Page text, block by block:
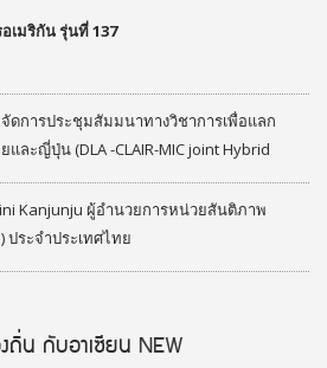
เมริกัน รุ่นที่ 137
จัดการประชุมสัมมนาทางวิชาการเพื่อแลก
ละญี่ปุ่น (DLA -CLAIR-MIC joint Hybrid
Kanjunju ผู้อำนวยการหน่วยสันติภาพ
ประจำประเทศไทย
ถิ่น กับอาเซียน NEW